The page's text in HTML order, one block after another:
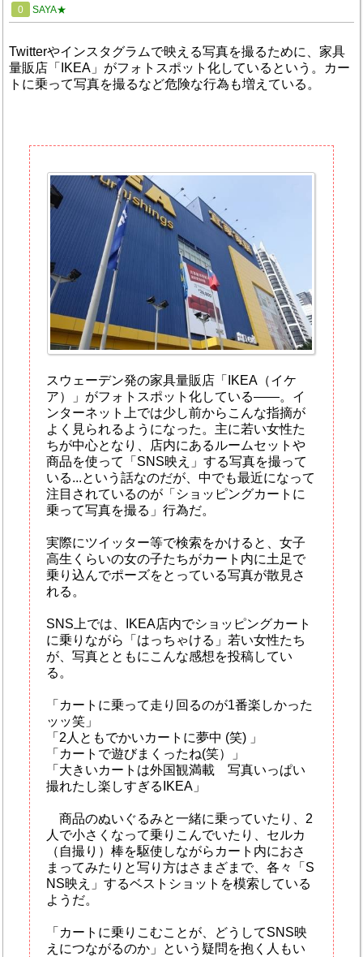
0 SAYA★
Twitterやインスタグラムで映える写真を撮るために、家具
量販店「IKEA」がフォトスポット化しているという。カー
トに乗って写真を撮るなど危険な行為も増えている。
スウェーデン発の家具量販店「IKEA（イケ
ア）」がフォトスポット化している――。イ
ンターネット上では少し前からこんな指摘が
よく見られるようになった。主に若い女性た
ちが中心となり、店内にあるルームセットや
商品を使って「SNS映え」する写真を撮って
いる...という話なのだが、中でも最近になって
注目されているのが「ショッピングカートに
乗って写真を撮る」行為だ。
実際にツイッター等で検索をかけると、女子
高生くらいの女の子たちがカート内に土足で
乗り込んでポーズをとっている写真が散見さ
れる。
SNS上では、IKEA店内でショッピングカート
に乗りながら「はっちゃける」若い女性たち
が、写真とともにこんな感想を投稿してい
る。
「カートに乗って走り回るのが1番楽しかった
ッッ笑」
「2人ともでかいカートに夢中 (笑) 」
「カートで遊びまくったね(笑）」
「大きいカートは外国観満載 写真いっぱい
撮れたし楽しすぎるIKEA」
商品のぬいぐるみと一緒に乗っていたり、2
人で小さくなって乗りこんでいたり、セルカ
（自撮り）棒を駆使しながらカート内におさ
まってみたりと写り方はさまざまで、各々「S
NS映え」するベストショットを模索している
ようだ。
「カートに乗りこむことが、どうしてSNS映
えにつながるのか」という疑問を抱く人もい